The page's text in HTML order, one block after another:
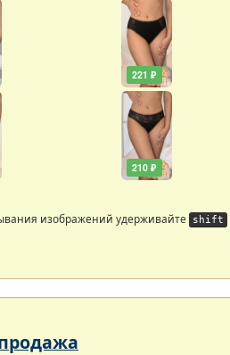
221 ₽
210 ₽
изображений удерживайте shift